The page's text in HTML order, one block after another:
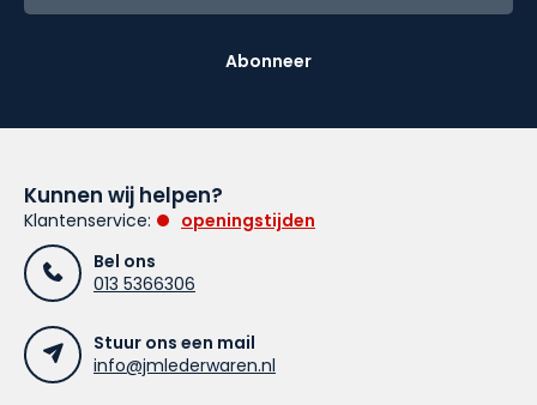
Abonneer
Kunnen wij helpen?
Klantenservice:
openingstijden
Bel ons
013 5366306
Stuur ons een mail
info@jmlederwaren.nl